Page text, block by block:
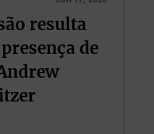
resulta
de